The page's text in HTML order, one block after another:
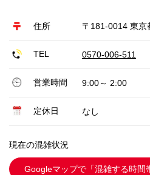
住所 〒181-0014 東京
TEL 0570-006-511
営業時間 9:00～ 2:00
定休日 なし
現在の混雑状況
Googleマップで 「混雑する時間